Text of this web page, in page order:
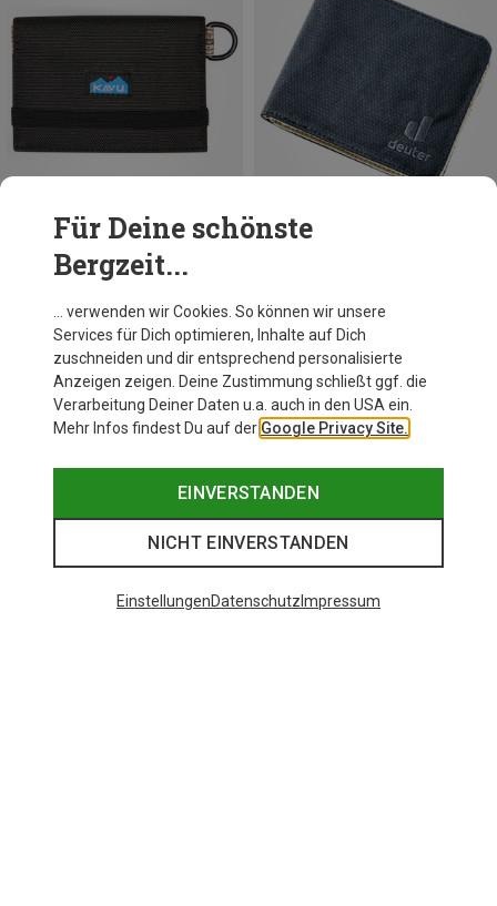
Du sparst 23%
Deuter
Geldbeutel
19,95 €
Für Deine schönste
Bergzeit...
… verwenden wir Cookies. So können wir unsere
Services für Dich optimieren, Inhalte auf Dich
zuschneiden und dir entsprechend personalisierte
Anzeigen zeigen. Deine Zustimmung schließt ggf. die
Verarbeitung Deiner Daten u.a. auch in den USA ein.
Mehr Infos findest Du auf der Google Privacy Site.
EINVERSTANDEN
NICHT EINVERSTANDEN
EinstellungenDatenschutz Impressum